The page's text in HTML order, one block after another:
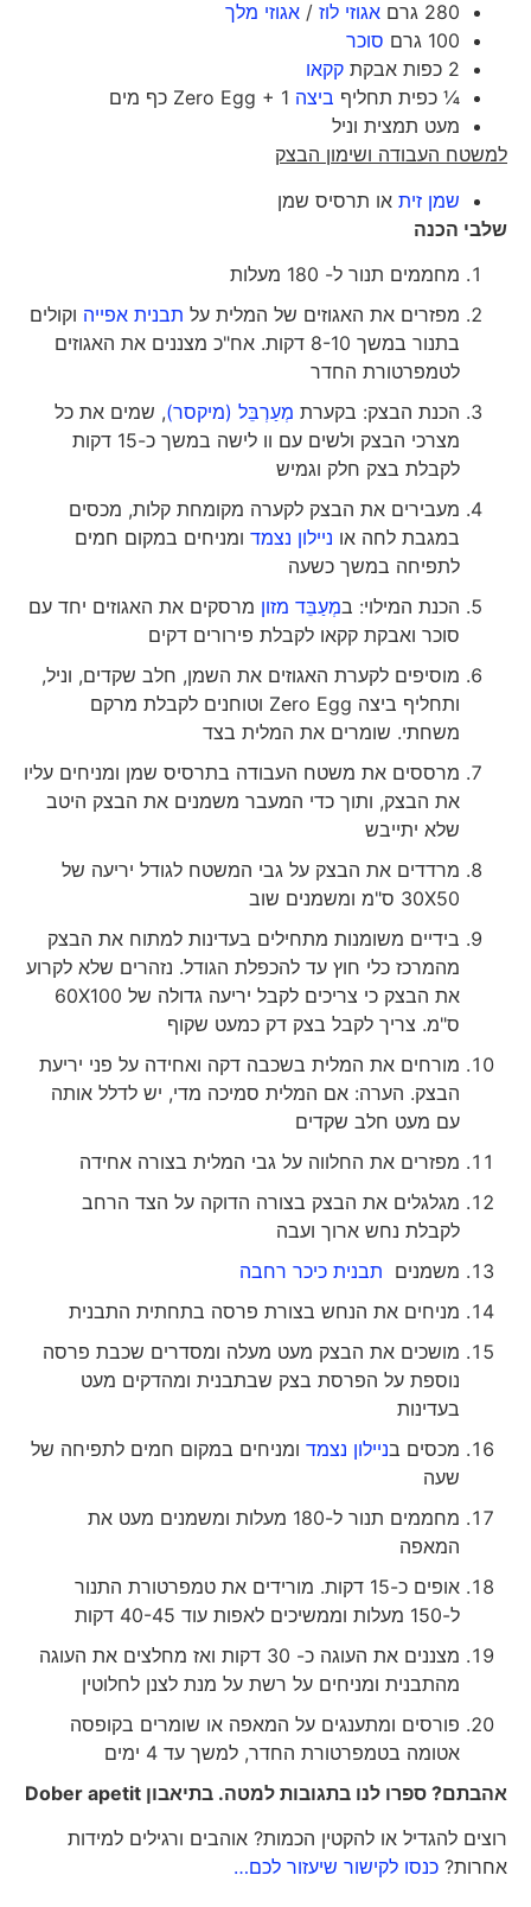
280 גרם
אגוזי לוז /אגוזי מלך
100 גרם
סוכר
2 כפות אבקת
קקאו
¼ כפית תחליףביצהZero Egg + 1 כף מים
מעט תמצית וניל
למשטח העבודה ושימון הבצק
שמן זית או תרסיס שמן
שלבי הכנה
מחממים תנור ל- 180 מעלות
מפזרים את האגוזים של המלית עלתבנית אפייהוקולים
בתנור במשך 8-10 דקות. אח"כ מצננים את האגוזים
לטמפרטורת החדר
הכנת הבצק: בקערתמְעַרְבֵּל (מיקסר), שמים את כל
מצרכי הבצק ולשים עם וו לישה במשך כ-15 דקות
לקבלת בצק חלק וגמיש
מעבירים את הבצק לקערה מקומחת קלות, מכסים
במגבת לחה או ניילון נצמדומניחים במקום חמים
לתפיחה במשך כשעה
הכנת המילוי: במְעַבֵּד מזוןמרסקים את האגוזים יחד עם
סוכר ואבקת קקאו לקבלת פירורים דקים
מוסיפים לקערת האגוזים את השמן, חלב שקדים, וניל,
ותחליף ביצה Zero Egg וטוחנים לקבלת מרקם
משחתי. שומרים את המלית בצד
מרססים את משטח העבודה בתרסיס שמן ומניחים עליו
את הבצק, ותוך כדי המעבר משמנים את הבצק היטב
שלא יתייבש
מרדדים את הבצק על גבי המשטח לגודל יריעה של
30X50 ס"מ ומשמנים שוב
בידיים משומנות מתחילים בעדינות למתוח את הבצק
מהמרכז כלי חוץ עד להכפלת הגודל. נזהרים שלא לקרוע
את הבצק כי צריכים לקבל יריעה גדולה של 60X100
ס"מ. צריך לקבל בצק דק כמעט שקוף
מורחים את המלית בשכבה דקה ואחידה על פני יריעת
הבצק. הערה: אם המלית סמיכה מדי, יש לדלל אותה
עם מעט חלב שקדים
מפזרים את החלווה על גבי המלית בצורה אחידה
מגלגלים את הבצק בצורה הדוקה על הצד הרחב
לקבלת נחש ארוך ועבה
משמניםתבנית כיכר רחבה
מניחים את הנחש בצורת פרסה בתחתית התבנית
מושכים את הבצק מעט מעלה ומסדרים שכבת פרסה
נוספת על הפרסת בצק שבתבנית ומהדקים מעט
בעדינות
מכסים בניילון נצמדומניחים במקום חמים לתפיחה של
שעה
מחממים תנור ל-180 מעלות ומשמנים מעט את
המאפה
אופים כ-15 דקות. מורידים את טמפרטורת התנור
מצננים את העוגה כ- 30 דקות ואז מחלצים את העוגה
מהתבנית ומניחים על רשת על מנת לצנן לחלוטין
פורסים ומתענגים על המאפה או שומרים בקופסה
אטומה בטמפרטורת החדר, למשך עד 4 ימים
אהבתם? ספרו לנו בתגובות למטה. בתיאבוןDober apetit
רוצים להגדיל או להקטין הכמות? אוהבים ורגילים למידות
אחרות?כנסו לקישור שיעזור לכם…